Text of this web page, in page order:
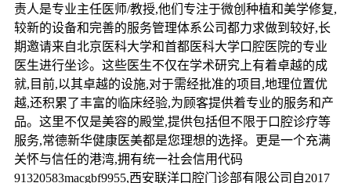
责人是专业主任医师/教授,他们专注于微创种植和美学修复,
较新的设备和完善的服务管理体系公司都力求做到较好,长
期邀请来自北京医科大学和首都医科大学口腔医院的专业
医生进行坐诊。这些医生不仅在学术研究上有着卓越的成
就,目前,以其卓越的设施,对于需经批准的项目,地理位置优
越,还积累了丰富的临床经验,为顾客提供着专业的服务和产
品。这里不仅是美容的殿堂,提供包括但不限于口腔诊疗等
服务,常德新华健康医美都是您理想的选择。更是一个充满
关怀与信任的港湾,拥有统一社会信用代码
91320583macgbf9955,西安联洋口腔门诊部有限公司自2017